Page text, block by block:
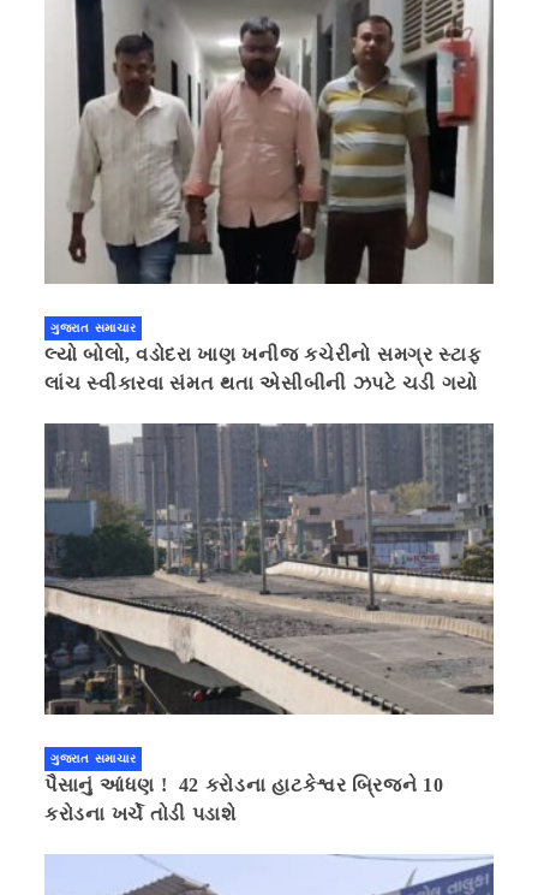
ગુજરાત સમાચાર
લ્યો બોલો, વડોદરા ખાણ ખનીજ કચેરીનો સમગ્ર સ્ટાફ
લાંચ સ્વીકારવા સંમત થતા એસીબીની ઝપટે ચડી ગયો
ગુજરાત સમાચાર
પૈસાનું આંધણ ! 42 કરોડના હાટકેશ્વર બ્રિજને 10
કરોડના ખર્ચે તોડી પડાશે